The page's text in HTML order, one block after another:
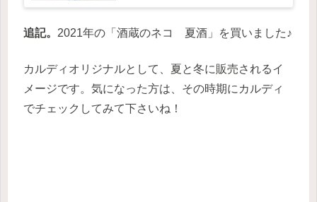
追記。 2021年の「酒蔵のネコ 夏酒」を買いました♪
カルディオリジナルとして、夏と冬に販売されるイ
メージです。 気になった方は、その時期にカルディ
でチェックしてみて下さいね！